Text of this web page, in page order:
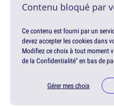
Contenu bloqué par
Ce contenu est fourni par un
devez accepter les cookies dans
Modifiez ce choix à tout moment
de la Confidentialité" en bas de
Gérer mes choix